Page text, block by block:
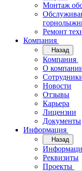
Монтаж
Ремонт
Компания
Назад
Компания
О
Новости
Отзывы
Карьера
Лицензии
Документы
Информация
Назад
Реквизиты
Проекты